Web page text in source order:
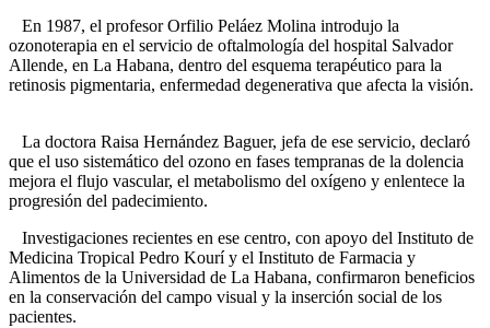
En 1987, el profesor Orfilio Peláez Molina introdujo la
ozonoterapia en el servicio de oftalmología del hospital Salvador
Allende, en La Habana, dentro del esquema terapéutico para la
retinosis pigmentaria, enfermedad degenerativa que afecta la visión.
La doctora Raisa Hernández Baguer, jefa de ese servicio, declaró
que el uso sistemático del ozono en fases tempranas de la dolencia
mejora el flujo vascular, el metabolismo del oxígeno y enlentece la
progresión del padecimiento.
Investigaciones recientes en ese centro, con apoyo del Instituto de
Medicina Tropical Pedro Kourí y el Instituto de Farmacia y
Alimentos de la Universidad de La Habana, confirmaron beneficios
en la conservación del campo visual y la inserción social de los
pacientes.